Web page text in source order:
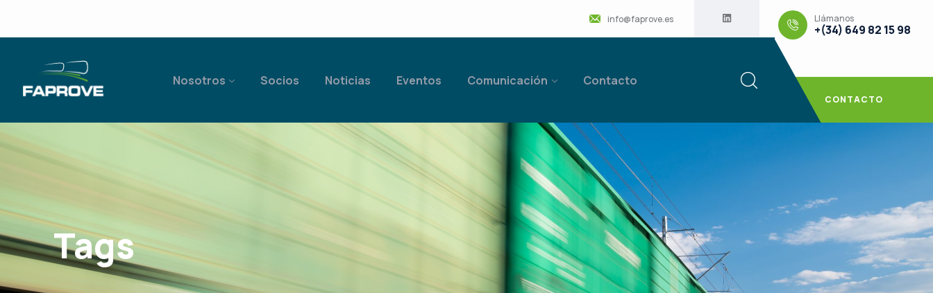
info@faprove.es Llámanos
+(34) 649 82 15 98
Nosotros Socios Noticias Eventos Comunicación Contacto
CONTACTO
Tags